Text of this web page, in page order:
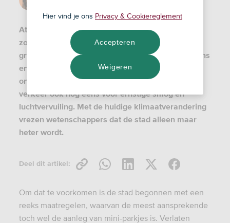
Athene is de heetste stad van Europa en in de
zomer stijgt het kwik regelmatig boven de 40
graden. De stad staat vol met betonnen woontorens
en is omringd door bergen die de hitte niet laten
ontsnappen uit de stad. Daarnaast zorgt het vele
verkeer ook nog eens voor ernstige smog en
luchtvervuiling. Met de huidige klimaatverandering
vrezen wetenschappers dat de stad alleen maar
heter wordt.
Deel dit artikel:
Om dat te voorkomen is de stad begonnen met een
reeks maatregelen, waarvan de meest aansprekende
toch wel de aanleg van mini-parkjes is. Verlaten
Hier vind je ons Privacy & Cookiereglement
Weigeren
Accepteren